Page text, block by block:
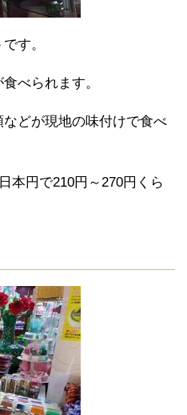
す。
べられます。
どが現地の味付けで食べ
本円で210円～270円くら